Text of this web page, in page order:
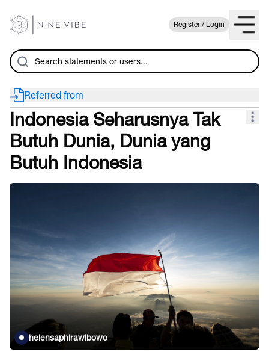
Register / Login
Indonesia Seharusnya Tak
Butuh Dunia, Dunia yang
Butuh Indonesia
helensaphirawibowo
Referred from